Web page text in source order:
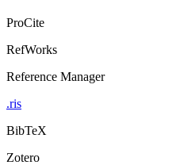
ProCite
RefWorks
Reference Manager
.ris
BibTeX
Zotero